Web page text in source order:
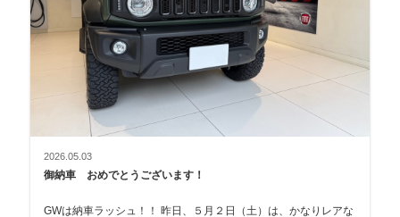
2026.05.03
御納車 おめでとうございます！
GWは納車ラッシュ！！ 昨日、５月２日（土）は、かなりレアな